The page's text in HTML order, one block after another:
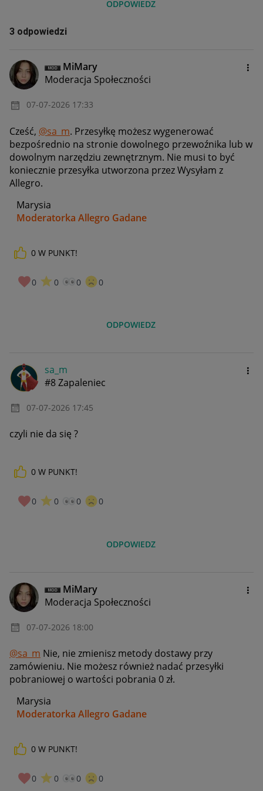
ODPOWIEDZ
3 odpowiedzi
MiMary
Moderacja Społeczności
‎07-07-2026 17:33
Cześć, @sa_m. Przesyłkę możesz wygenerować
bezpośrednio na stronie dowolnego przewoźnika lub w
dowolnym narzędziu zewnętrznym. Nie musi to być
koniecznie przesyłka utworzona przez Wysyłam z
Allegro.
Marysia
Moderatorka Allegro Gadane
0 W PUNKT!
0 0 0 0
ODPOWIEDZ
sa_m
#8 Zapaleniec
‎07-07-2026 17:45
czyli nie da się ?
0 W PUNKT!
0 0 0 0
ODPOWIEDZ
MiMary
Moderacja Społeczności
‎07-07-2026 18:00
@sa_m Nie, nie zmienisz metody dostawy przy
zamówieniu. Nie możesz również nadać przesyłki
pobraniowej o wartości pobrania 0 zł.
Marysia
Moderatorka Allegro Gadane
0 W PUNKT!
0 0 0 0